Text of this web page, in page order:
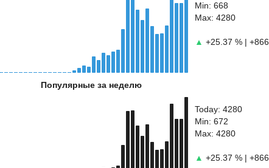
Min: 668
Max: 4280
▲ +25.37 % | +866
Популярные за неделю
Today: 4280
Min: 672
Max: 4280
▲ +25.37 % | +866